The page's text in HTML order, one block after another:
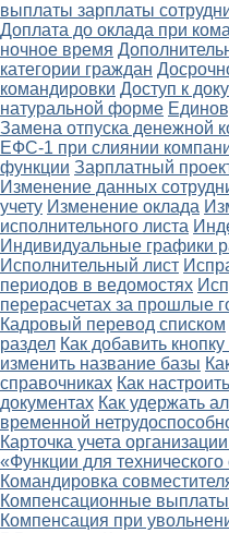
выплаты зарплаты
Доплата до оклада при
ночное время
категории граждан
командировки Доступ к
натуральной форме
Замена отпуска денежной
ЕФС-1 при слиянии
функции Зарплатный
Изменение данных
учету Изменение оклада
исполнительного листа
Индивидуальные графики
Исполнительный лист
периодов в ведомостях
перерасчетах за прошлые
Кадровый перевод списком
раздел Как добавить
изменить название базы
справочниках Как
документах Как удержать
временной
Карточка учета
«Функции для
Командировка
Компенсационные выплаты
Компенсация при